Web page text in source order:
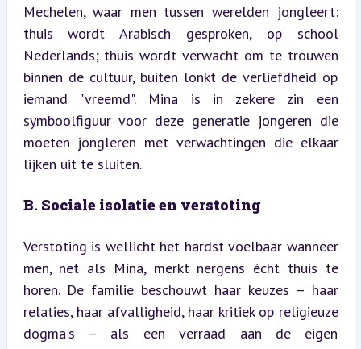
Mechelen, waar men tussen werelden jongleert:
thuis wordt Arabisch gesproken, op school
Nederlands; thuis wordt verwacht om te trouwen
binnen de cultuur, buiten lonkt de verliefdheid op
iemand "vreemd". Mina is in zekere zin een
symboolfiguur voor deze generatie jongeren die
moeten jongleren met verwachtingen die elkaar
lijken uit te sluiten.
B. Sociale isolatie en verstoting
Verstoting is wellicht het hardst voelbaar wanneer
men, net als Mina, merkt nergens écht thuis te
horen. De familie beschouwt haar keuzes – haar
relaties, haar afvalligheid, haar kritiek op religieuze
dogma's – als een verraad aan de eigen